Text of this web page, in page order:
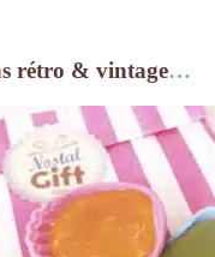
rétro & vintage…